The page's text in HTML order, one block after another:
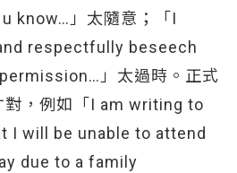
know…」太隨意；「I
respectfully beseech
」太過時。正式
對，例如「I am writing to
I will be unable to attend
due to a family